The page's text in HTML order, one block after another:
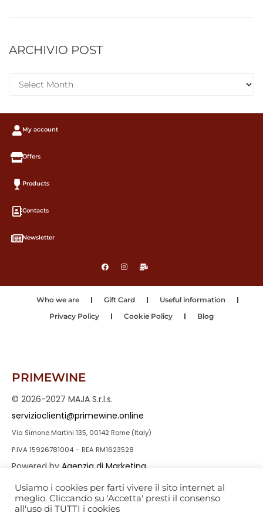
ARCHIVIO POST
My account
Offers
Products
Contacts
Newsletter
Who we are Gift Card
Useful information
Privacy Policy
Cookie Policy Blog
PRIMEWINE
© 2026-2027 MAJA S.r.l.s.
servizioclienti@primewine.online
Via Simone Martini 135, 00142 Rome (Italy)
P.IVA 15926781004 – REA RM1623528
Powered by Agenzia di Marketing
Usiamo i cookies per farti vivere il sito internet al
meglio. Cliccando su 'Accetta' presti il consenso
all'uso di TUTTI i cookies